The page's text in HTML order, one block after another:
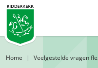
Home Veelgestelde vragen